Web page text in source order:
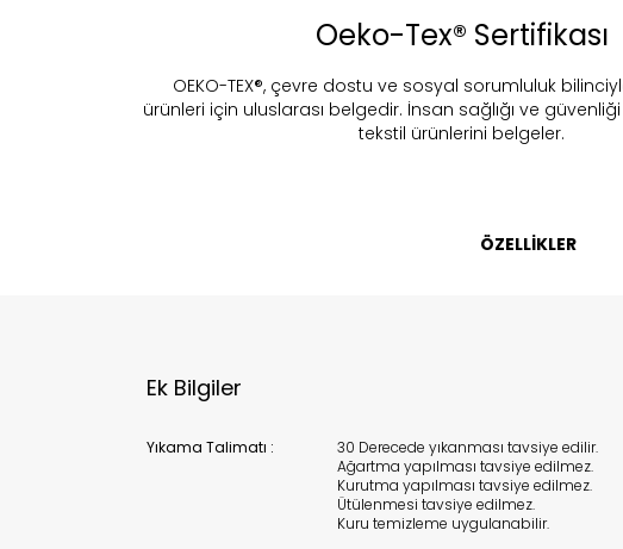
Find in
Oeko-Tex® Sertifikası
OEKO-TEX®, çevre dostu ve sosyal sorumluluk
ürünleri için uluslarası belgedir. İnsan sağlığı ve güvenliği
tekstil ürünlerini belgeler.
ÖZELLİKLER
Ek Bilgiler
Yıkama Talimatı :
30 Derecede yıkanması tavsiye edilir.
Ağartma yapılması tavsiye edilmez.
Kurutma yapılması tavsiye edilmez.
Ütülenmesi tavsiye edilmez.
Kuru temizleme uygulanabilir.
Bu ürün